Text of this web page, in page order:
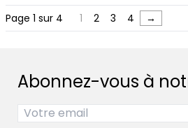
Page 1 sur 4 1 2 3 4 →
Abonnez-vous à